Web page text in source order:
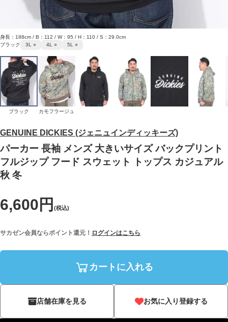
GENUINE DICKIES (ジェニュインディッキーズ)
パーカー 長袖 メンズ 大きいサイズ バックプリント
フルジップ フード スウェット トップス カジュアル
秋 冬
6,600円 (税込)
サカゼン会員ならポイント還元！ ログインはこちら
カートに入れる
店舗在庫を見る お気に入り登録する
身長：188cm / B：112 / W：95 / H：110 / S：29.0cm
ブラック
3L ○ 4L ○ 5L ○
ブラック カモフラージュ